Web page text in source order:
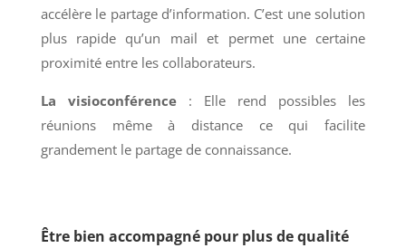
accélère le partage d’information. C’est une solution
plus rapide qu’un mail et permet une certaine
proximité entre les collaborateurs.
La visioconférence: Elle rend possibles les
réunions même à distance ce qui facilite
grandement le partage de connaissance.
Être bien accompagné pour plus de qualité